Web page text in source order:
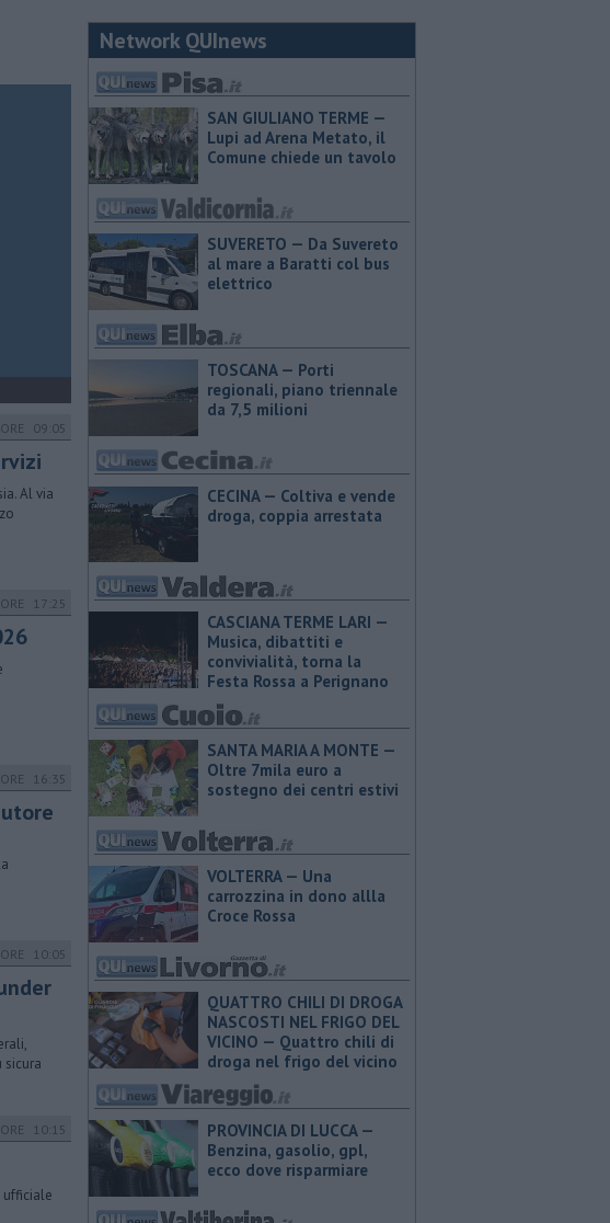
ORE 09:05
Al via
ORE 17:25
ORE 16:35
ORE 10:05
sicura
ORE 10:15
ufficiale
Network QUInews
SAN GIULIANO TERME —
Lupi ad Arena Metato, il
Comune chiede un tavolo
SUVERETO — Da Suvereto
al mare a Baratti col bus
elettrico
TOSCANA — Porti
regionali, piano triennale
da 7,5 milioni
CECINA — Coltiva e vende
droga, coppia arrestata
CASCIANA TERME LARI —
Musica, dibattiti e
convivialità, torna la
Festa Rossa a Perignano
SANTA MARIA A MONTE —
Oltre 7mila euro a
sostegno dei centri estivi
VOLTERRA — Una
carrozzina in dono allla
Croce Rossa
QUATTRO CHILI DI DROGA
NASCOSTI NEL FRIGO DEL
VICINO — Quattro chili di
droga nel frigo del vicino
PROVINCIA DI LUCCA — ​
Benzina, gasolio, gpl,
ecco dove risparmiare